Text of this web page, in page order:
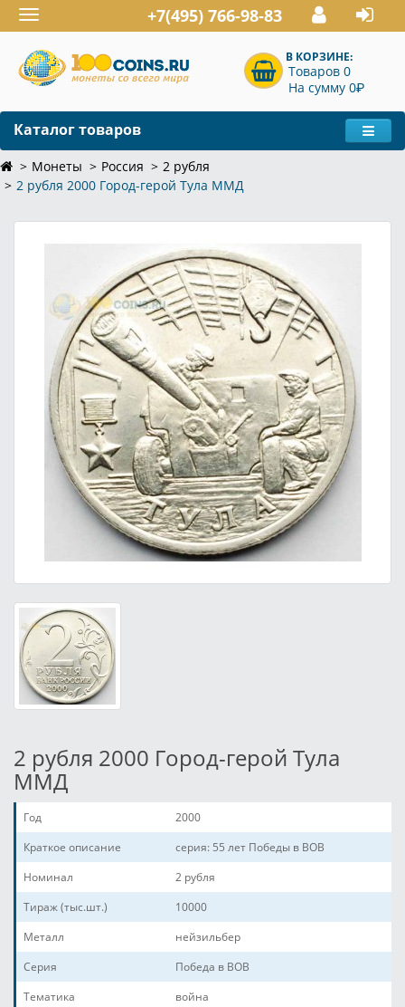
Toggle
navigation
+7(495) 766-98-83
В КОРЗИНЕ:
Товаров 0
На сумму 0P
Каталог товаров
Монеты Россия
2 рубля
2 рубля 2000 Город-герой Тула ММД
2 рубля 2000 Город-герой Тула
ММД
Год
2000
Краткое описание
серия: 55 лет Победы в ВОВ
Номинал
2 рубля
Тираж (тыс.шт.)
10000
Металл
нейзильбер
Серия
Победа в ВОВ
Тематика
война